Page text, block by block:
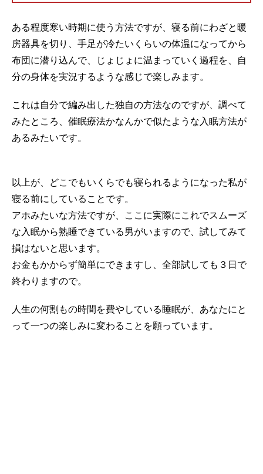
ある程度寒い時期に使う方法ですが、寝る前にわざと暖
房器具を切り、手足が冷たいくらいの体温になってから
布団に潜り込んで、じょじょに温まっていく過程を、自
分の身体を実況するような感じで楽しみます。
これは自分で編み出した独自の方法なのですが、調べて
みたところ、催眠療法かなんかで似たような入眠方法が
あるみたいです。
以上が、どこでもいくらでも寝られるようになった私が
寝る前にしていることです。
アホみたいな方法ですが、ここに実際にこれでスムーズ
な入眠から熟睡できている男がいますので、試してみて
損はないと思います。
お金もかからず簡単にできますし、全部試しても３日で
終わりますので。
人生の何割もの時間を費やしている睡眠が、あなたにと
って一つの楽しみに変わることを願っています。